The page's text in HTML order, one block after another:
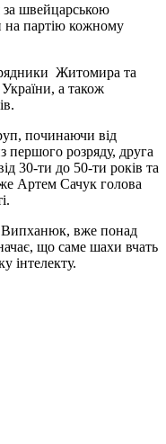
за швейцарською
на партію кожному
Житомира та
а також
починаючи від
першого розряду, друга
30-ти до 50-ти років та
Артем Сачук голова
Випханюк, вже понад
що саме шахи вчать
інтелекту.